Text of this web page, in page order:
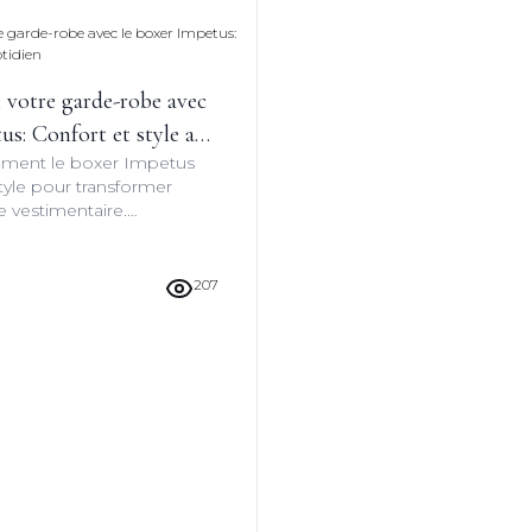
garde-robe avec
Confort et style au
le boxer Impetus
pour transformer
vestimentaire.
sur les caractéristiques
de ce sous-
207